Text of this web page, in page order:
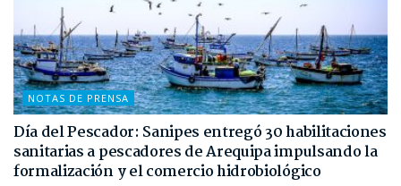
NOTAS DE PRENSA
Día del Pescador: Sanipes entregó 30 habilitaciones
sanitarias a pescadores de Arequipa impulsando la
formalización y el comercio hidrobiológico